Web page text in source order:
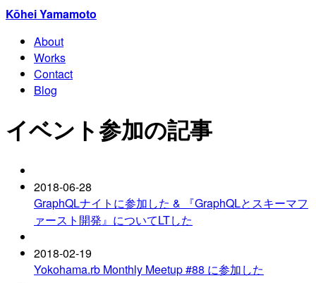
Kōhei Yamamoto
About
Works
Contact
Blog
イベント参加の記事
2018-06-28
GraphQLナイトに参加した & 『GraphQLとスキーマフ
ァースト開発』についてLTした
2018-02-19
Yokohama.rb Monthly Meetup #88 に参加した